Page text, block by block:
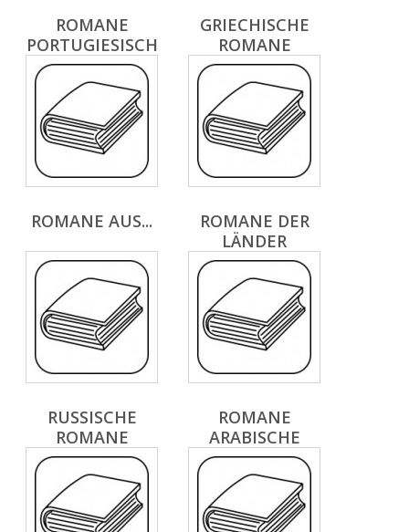
ROMANE
PORTUGIESISCH
GRIECHISCHE
ROMANE
ROMANE AUS...
ROMANE DER
LÄNDER
RUSSISCHE
ROMANE
ROMANE
ARABISCHE